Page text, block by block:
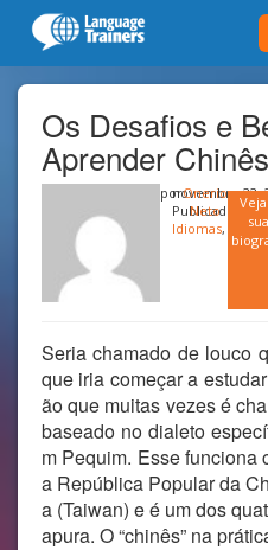
Os Desafios e
Aprender Chinês
porOnerio
Neto
sua
novembro 22,
Publicado em
Idiomas,
Seria chamado de louco
que iria começar a
ão que muitas vezes é
baseado no dialeto
m Pequim. Esse funciona
a República Popular da
a (Taiwan) e é um dos
apura. O “chinês” na